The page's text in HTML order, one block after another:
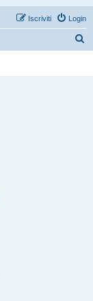
Login
Iscriviti